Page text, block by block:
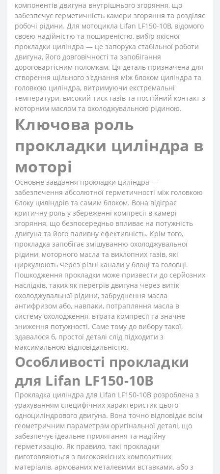
компонентів двигуна внутрішнього згоряння, що
забезпечує герметичність камери згоряння та розділяє
робочі рідини. Для мотоцикла Lifan LF150-10B, відомого
своєю надійністю та поширеністю, вибір якісної
прокладки циліндра — це запорука стабільної роботи
двигуна, його довговічності та запобігання
дороговартісним поломкам. Ця деталь призначена для
створення щільного з'єднання між блоком циліндра та
головкою циліндра, витримуючи екстремальні
температури, високий тиск газів та постійний контакт з
моторним маслом та охолоджувальною рідиною.
Ключова роль
прокладки циліндра в
моторі
Основне завдання прокладки циліндра —
забезпечення абсолютної герметичності між головкою
блоку циліндрів та самим блоком. Вона відіграє
критичну роль у збереженні компресії в камері
згоряння, що безпосередньо впливає на потужність
двигуна та його паливну ефективність. Крім того,
прокладка запобігає змішуванню охолоджувальної
рідини, моторного масла та вихлопних газів, які
циркулюють через різні канали у блоці та головці.
Пошкодження прокладки може призвести до серйозних
наслідків, таких як перегрів двигуна через витік
охолоджувальної рідини, забруднення масла
антифризом або, навпаки, потрапляння масла в
систему охолодження, втрата компресії та значне
зниження потужності. Саме тому до вибору такої,
здавалося б, простої деталі слід підходити з
максимальною відповідальністю.
Особливості прокладки
для Lifan LF150-10B
Прокладка циліндра для Lifan LF150-10B розроблена з
урахуванням специфічних характеристик цього
одноциліндрового двигуна. Вона точно відповідає всім
геометричним параметрам оригінальної деталі, що
забезпечує ідеальне прилягання та надійну
герметизацію. Як правило, такі прокладки
виготовляються з високоякісних композитних
матеріалів, армованих металевими вставками, або з